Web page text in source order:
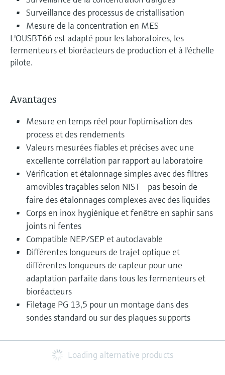
Surveillance des processus de cristallisation
Mesure de la concentration en MES
L'OUSBT66 est adapté pour les laboratoires, les
fermenteurs et bioréacteurs de production et à l'échelle
pilote.
Avantages
Mesure en temps réel pour l'optimisation des
process et des rendements
Valeurs mesurées fiables et précises avec une
excellente corrélation par rapport au laboratoire
Vérification et étalonnage simples avec des filtres
amovibles traçables selon NIST - pas besoin de
faire des étalonnages complexes avec des liquides
Corps en inox hygiénique et fenêtre en saphir sans
joints ni fentes
Compatible NEP/SEP et autoclavable
Différentes longueurs de trajet optique et
différentes longueurs de capteur pour une
adaptation parfaite dans tous les fermenteurs et
bioréacteurs
Filetage PG 13,5 pour un montage dans des
sondes standard ou sur des plaques supports
Loading alternative products